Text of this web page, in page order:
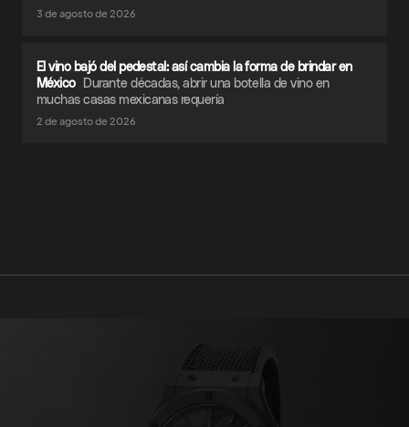
3 de agosto de 2026
El vino bajó del pedestal: así cambia la forma de brindar en
México Durante décadas, abrir una botella de vino en
muchas casas mexicanas requería
2 de agosto de 2026